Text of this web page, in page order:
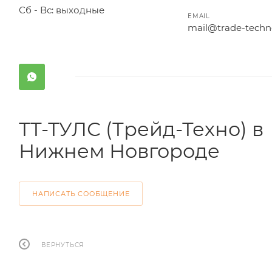
Сб - Вс: выходные
EMAIL
mail@trade-
ТТ-ТУЛС (Трейд-Техно) в
Нижнем Новгороде
НАПИСАТЬ СООБЩЕНИЕ
ВЕРНУТЬСЯ